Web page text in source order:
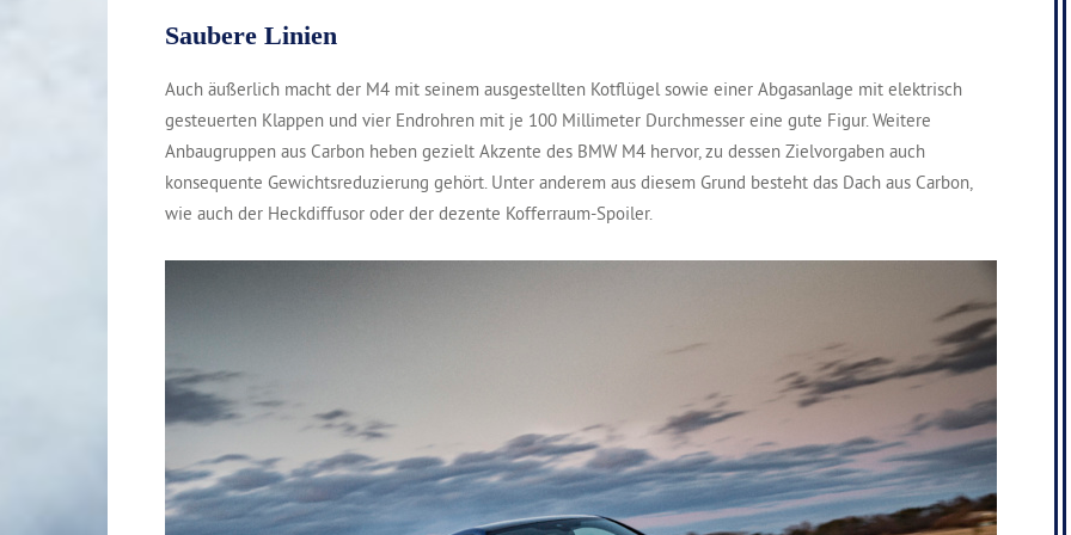
Saubere Linien
Auch äußerlich macht der M4 mit seinem ausgestellten Kotflügel sowie einer Abgasanlage mit elektrisch
gesteuerten Klappen und vier Endrohren mit je 100 Millimeter Durchmesser eine gute Figur. Weitere
Anbaugruppen aus Carbon heben gezielt Akzente des BMW M4 hervor, zu dessen Zielvorgaben auch
konsequente Gewichtsreduzierung gehört. Unter anderem aus diesem Grund besteht das Dach aus Carbon,
wie auch der Heckdiffusor oder der dezente Kofferraum-Spoiler.